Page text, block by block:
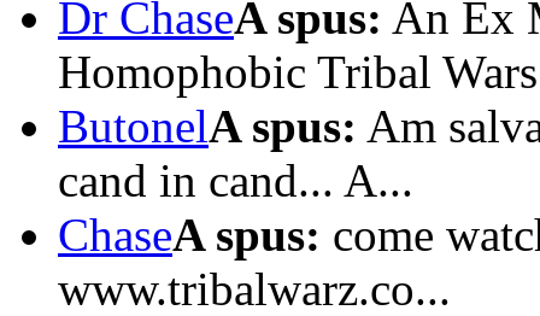
Dr ChaseA spus: An Ex
Homophobic Tribal
ButonelA spus: Am
cand in cand... A...
ChaseA spus: come
www.tribalwarz.co...